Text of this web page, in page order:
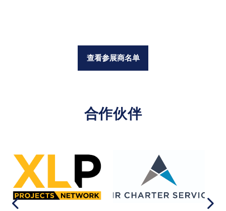
查看参展商名单
合作伙伴